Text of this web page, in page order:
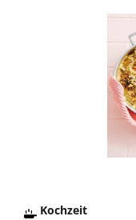
Kochzeit